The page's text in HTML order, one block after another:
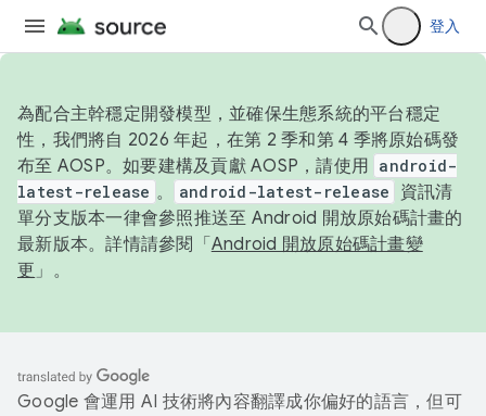
登入
為配合主幹穩定開發模型，並確保生態系統的平台穩定
性，我們將自 2026 年起，在第 2 季和第 4 季將原始碼發
布至 AOSP。如要建構及貢獻 AOSP，請使用 android-
latest-release 。 android-latest-release
資訊清
單分支版本一律會參照推送至 Android 開放原始碼計畫的
最新版本。詳情請參閱「 Android 開放原始碼計畫變
更 」。
Google 會運用 AI 技術將內容翻譯成你偏好的語言，但可